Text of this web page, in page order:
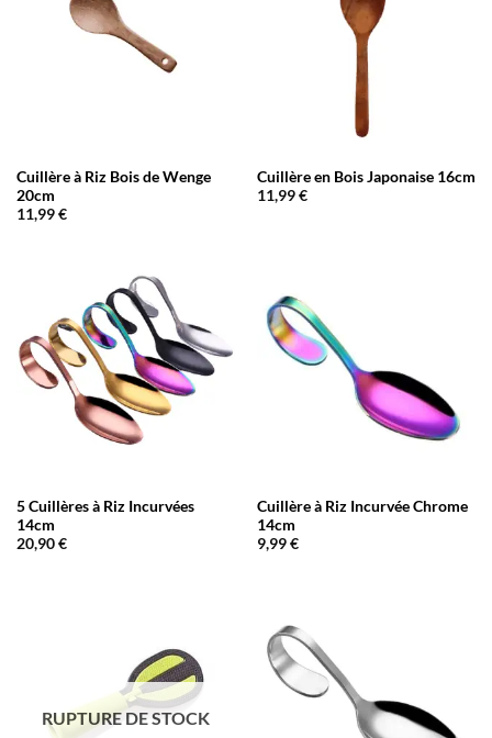
Cuillère à Riz Bois de Wenge
20cm
11,99€
Cuillère en Bois Japonaise 16cm
11,99€
5 Cuillères à Riz Incurvées
14cm
20,90€
Cuillère à Riz Incurvée Chrome
14cm
9,99€
RUPTURE DE STOCK